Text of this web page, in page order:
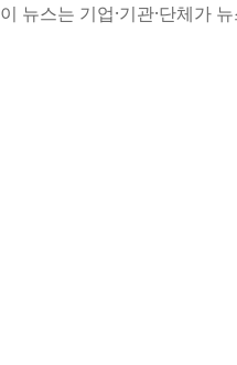
이 뉴스는 기업·기관·단체가